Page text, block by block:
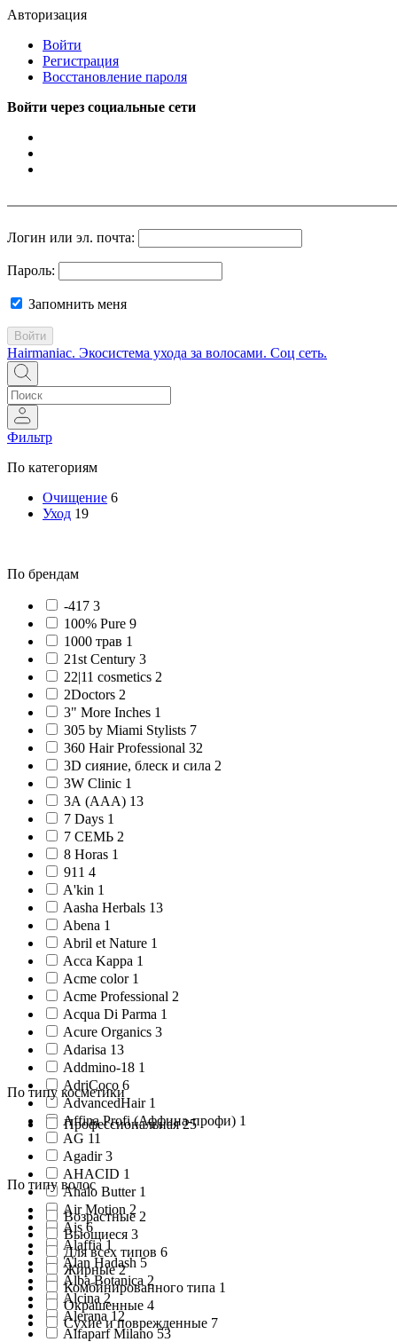
Авторизация
Войти
Регистрация
Восстановление пароля
Войти через социальные сети
Логин или эл. почта:
Пароль:
Запомнить меня
Войти
Hairmaniac. Экосистема ухода за волосами. Соц сеть.
Фильтр
По категориям
Очищение 6
Уход 19
По брендам
-417 3
100% Pure 9
1000 трав 1
21st Century 3
22|11 cosmetics 2
2Doctors 2
3" More Inches 1
305 by Miami Stylists 7
360 Hair Professional 32
3D сияние, блеск и сила 2
3W Clinic 1
3А (AAA) 13
7 Days 1
7 СЕМЬ 2
8 Horas 1
911 4
A'kin 1
Aasha Herbals 13
Abena 1
Abril et Nature 1
Acca Kappa 1
Acme color 1
Acme Professional 2
Acqua Di Parma 1
Acure Organics 3
Adarisa 13
Addmino-18 1
AdriCoco 6
AdvancedHair 1
Affina Profi (Аффина-профи) 1
AG 11
Agadir 3
AHACID 1
Ahalo Butter 1
Air Motion 2
Ais 6
Alaffia 1
Alan Hadash 5
Alba Botanica 2
Alcina 2
Alerana 12
Alfaparf Milano 53
По типу косметики
Профессиональная 25
По типу волос
Возрастные 2
Вьющиеся 3
Для всех типов 6
Жирные 2
Комбинированного типа 1
Окрашенные 4
Сухие и поврежденные 7